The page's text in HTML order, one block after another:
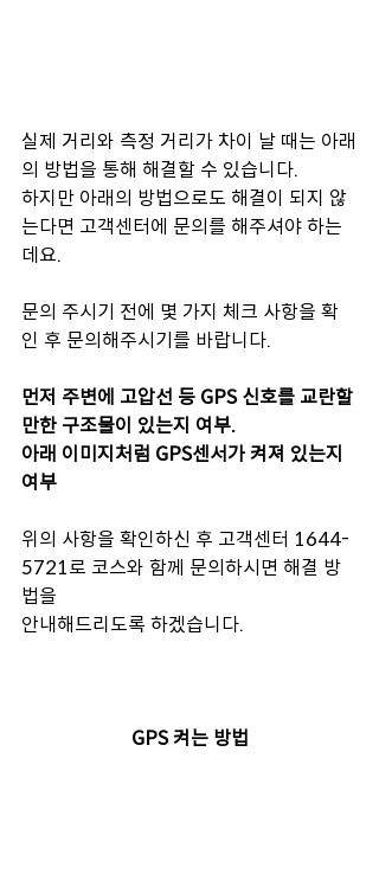
실제 거리와 측정 거리가 차이 날 때는 아래
의 방법을 통해 해결할 수 있습니다.
하지만 아래의 방법으로도 해결이 되지 않
는다면 고객센터에 문의를 해주셔야 하는
데요.
문의 주시기 전에 몇 가지 체크 사항을 확
인 후 문의해주시기를 바랍니다.
먼저 주변에 고압선 등 GPS 신호를 교란할
만한 구조물이 있는지 여부.
아래 이미지처럼 GPS센서가 켜져 있는지
여부
위의 사항을 확인하신 후 고객센터 1644-
5721로 코스와 함께 문의하시면 해결 방
법을
안내해드리도록 하겠습니다.
GPS 켜는 방법